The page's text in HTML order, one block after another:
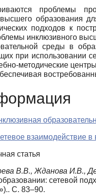
проблемы
образования
подходов к
инклюзивного
среды в
при использовании
методические
взаимодействие
статья
В.В., Жданова И.В.,
сетевой
С. 83–90.